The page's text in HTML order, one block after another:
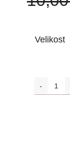
je
10,00
je:
Velikost